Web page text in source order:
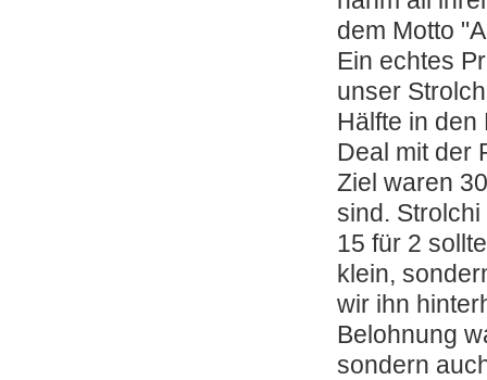
dem Motto
Ein echtes
unser
Hälfte in
Deal mit der
Ziel waren
sind.
15 für 2
klein,
wir ihn
Belohnung
sondern